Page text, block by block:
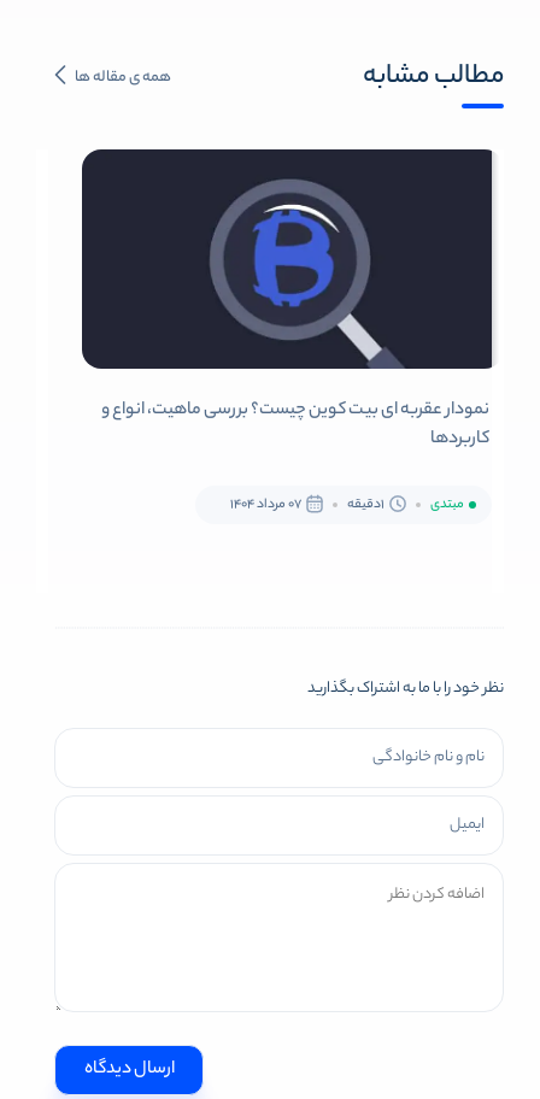
مطالب مشابه همه ی مقاله ها
نمودار عقربه ای بیت کوین چیست؟ بررسی ماهیت، انواع و
کاربردها
مبتدی 1دقیقه 07 مرداد 1404
نظر خود را با ما به اشتراک بگذارید